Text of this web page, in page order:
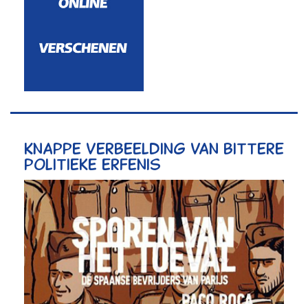
Knappe verbeelding van bittere
politieke erfenis